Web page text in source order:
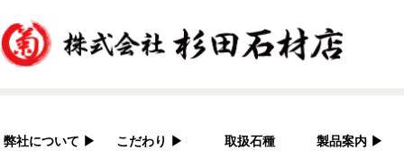
弊社について ▶ こだわり ▶ 取扱石種 製品案内 ▶